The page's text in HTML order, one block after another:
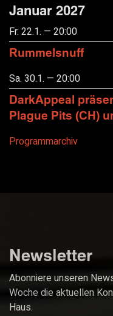
Januar 2027
Fr. 22.1. — 20:00
Rummelsnuff
Sa. 30.1. — 20:00
DarkAppeal
Plague Pits (CH)
Programmarchiv
Newsletter
Abonniere unseren
Woche die aktuellen
Haus.